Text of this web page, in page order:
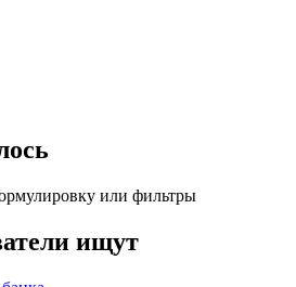
или фильтры
ищут